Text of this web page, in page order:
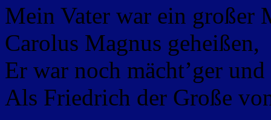
Mein Vater war ein großer
Carolus Magnus geheißen,
Er war noch mächt’ger
Als Friedrich der Große